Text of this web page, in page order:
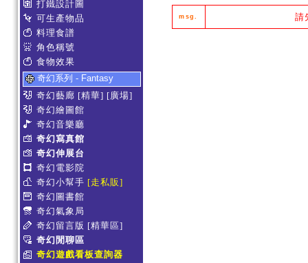
打鐵設計圖
可生產物品
料理食譜
角色稱號
食物效果
奇幻系列 - Fantasy
奇幻藝廊 [精華] [廣場]
奇幻繪圖館
奇幻音樂廳
奇幻寫真館
奇幻伸展台
奇幻電影院
奇幻小幫手 [走私販]
奇幻圖書館
奇幻氣象局
奇幻留言版 [精華區]
奇幻閒聊區
奇幻遊戲看板查詢器
msg. 請